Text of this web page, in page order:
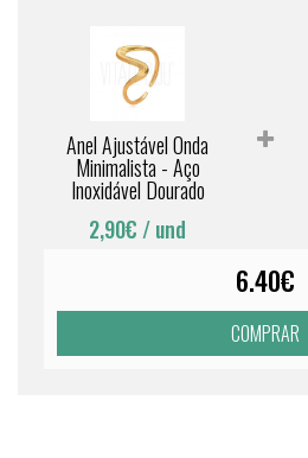
Anel Ajustável Onda
Minimalista - Aço
Inoxidável Dourado
2,90€ / und
6.40€
COMPRAR